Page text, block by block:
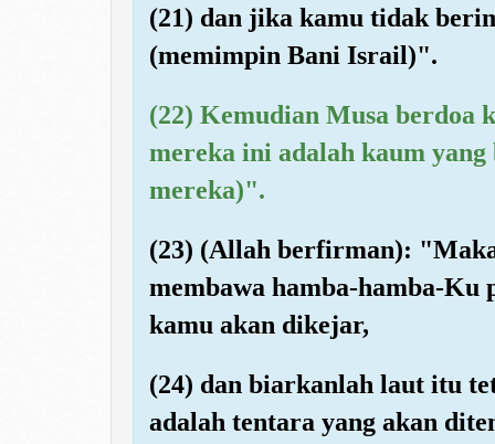
(21) dan jika kamu tidak
(memimpin Bani Israil)".
(22) Kemudian Musa berdoa
mereka ini adalah kaum yang
mereka)".
(23) (Allah berfirman):
membawa hamba-hamba-Ku
kamu akan dikejar,
(24) dan biarkanlah laut itu
adalah tentara yang akan